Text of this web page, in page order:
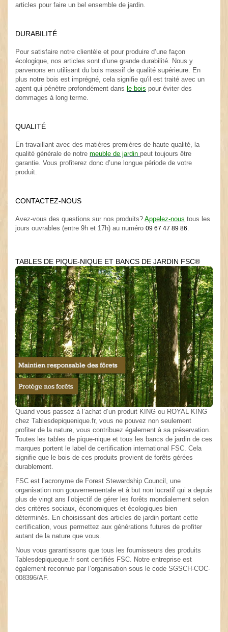
articles pour faire un bel ensemble de jardin.
DURABILITÉ
Pour satisfaire notre clientèle et pour produire d’une façon
écologique, nos articles sont d’une grande durabilité. Nous y
parvenons en utilisant du bois massif de qualité supérieure. En
plus notre bois est imprégné, cela signifie qu'il est traité avec un
agent qui pénètre profondément dans le bois pour éviter des
dommages à long terme.
QUALITÉ
En travaillant avec des matières premières de haute qualité, la
qualité générale de notre meuble de jardin peut toujours être
garantie. Vous profiterez donc d’une longue période de votre
produit.
CONTACTEZ-NOUS
Avez-vous des questions sur nos produits? Appelez-nous tous les
jours ouvrables (entre 9h et 17h) au numéro 09 67 47 89 86.
TABLES DE PIQUE-NIQUE ET BANCS DE JARDIN FSC®
Quand vous passez à l’achat d’un produit KING ou ROYAL KING
chez Tablesdepiquenique.fr, vous ne pouvez non seulement
profiter de la nature, vous contribuez également à sa préservation.
Toutes les tables de pique-nique et tous les bancs de jardin de ces
marques portent le label de certification international FSC. Cela
signifie que le bois de ces produits provient de forêts gérées
durablement.
FSC est l’acronyme de Forest Stewardship Council, une
organisation non gouvernementale et à but non lucratif qui a depuis
plus de vingt ans l’objectif de gérer les forêts mondialement selon
des critères sociaux, économiques et écologiques bien
déterminés. En choisissant des articles de jardin portant cette
certification, vous permettez aux générations futures de profiter
autant de la nature que vous.
Nous vous garantissons que tous les fournisseurs des produits
Tablesdepiqueque.fr sont certifiés FSC. Notre entreprise est
également reconnue par l’organisation sous le code SGSCH-COC-
008396/AF.